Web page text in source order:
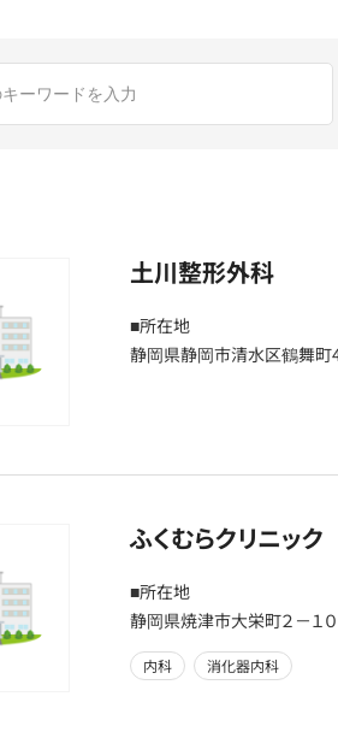
土川整形外科
■所在地
静岡県静岡市清水区鶴舞町
ふくむらクリニック
■所在地
静岡県焼津市大栄町２－１０
内科 消化器内科